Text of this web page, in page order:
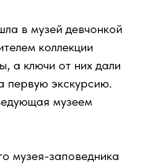
в музей девчонкой
коллекции
а ключи от них дали
первую экскурсию.
музеем
музея-заповедника